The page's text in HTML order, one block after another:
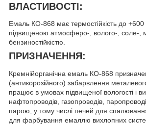
ВЛАСТИВОСТІ:
Емаль КО-868 має термостійкість до
підвищеною атмосферо-, волого-, соле-,
бензиностійкістю.
ПРИЗНАЧЕННЯ:
Кремнійорганічна емаль КО-868
(антикорозійного) забарвлення
працює в умовах підвищеної вологості і
нафтопроводів, газопроводів,
парою, у тому числі печей для
для фарбування емаллю вихлопних